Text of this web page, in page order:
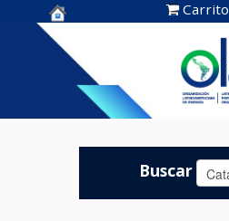
Centro de
Documentación
OLADE -
Carrito
Buscar